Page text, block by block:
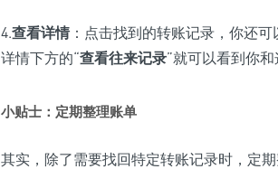
4.查看详情：点击找到的转账记录，你还
详情下方的“查看往来记录”就可以看到你
小贴士：定期整理账单
其实，除了需要找回特定转账记录时，定